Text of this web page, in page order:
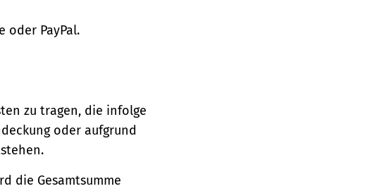
oder PayPal.
zu tragen, die infolge
oder aufgrund
die Gesamtsumme